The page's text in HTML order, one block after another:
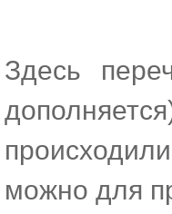
Здесь
можно для